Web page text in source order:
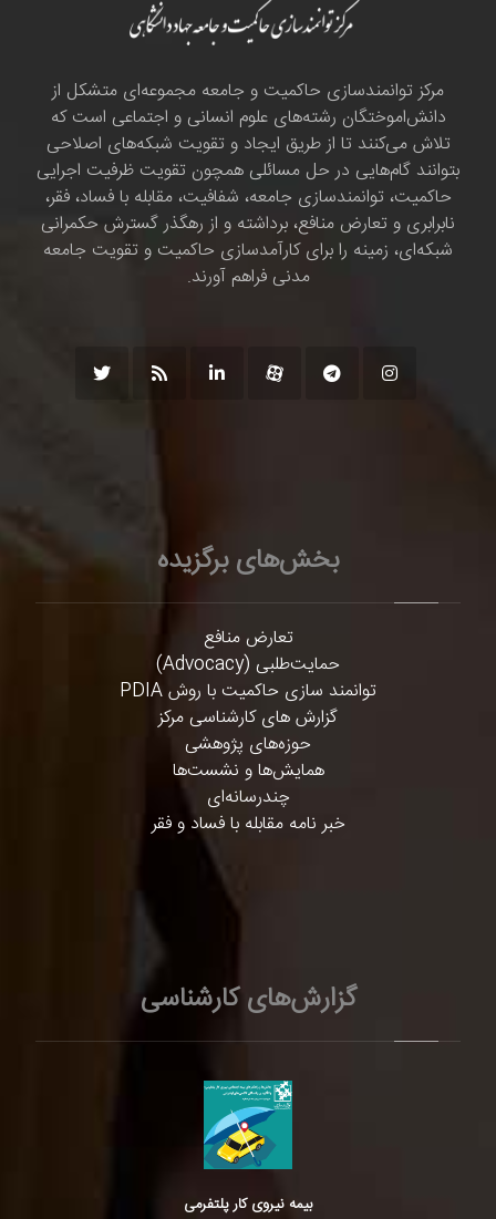
مرکز توانمندسازی حاکمیت و جامعه مجموعه‌ای متشکل از
دانش‌اموختگان رشته‌های علوم انسانی و اجتماعی است که
تلاش می‌کنند تا از طریق ایجاد و تقویت شبکه‌های اصلاحی
بتوانند گام‌هایی در حل مسائلی همچون تقویت ظرفیت اجرایی
حاکمیت، توانمندسازی جامعه، شفافیت، مقابله با فساد، فقر،
نابرابری و تعارض منافع، برداشته و از رهگذر گسترش حکمرانی
شبکه‌ای، زمینه را برای کارآمدسازی حاکمیت و تقویت جامعه
مدنی فراهم آورند.
بخش‌های برگزیده
تعارض منافع
حمایت‌طلبی (Advocacy)
توانمند سازی حاکمیت با روش PDIA
گزارش های کارشناسی مرکز
حوزه‌های پژوهشی
همایش‌ها و نشست‌ها
چندرسانه‌ای
خبر نامه مقابله با فساد و فقر
گزارش‌های کارشناسی
بیمه نیروی کار پلتفرمی